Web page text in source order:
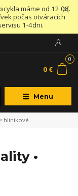
máme od 12.08.
počas otváracích
1-4dni.
Menu
0
0 €
hliníkové
•